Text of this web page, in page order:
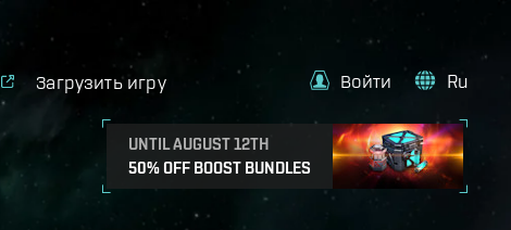
Загрузить игру
UNTIL AUGUST 12TH
50% OFF BOOST BUNDLES
Войти Ru